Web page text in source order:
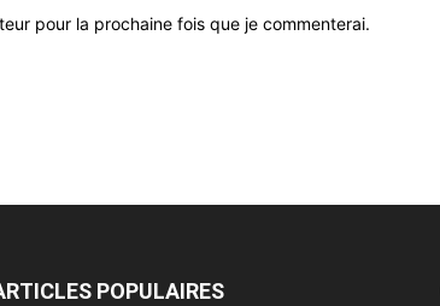
pour la prochaine fois que je commenterai.
POPULAIRES